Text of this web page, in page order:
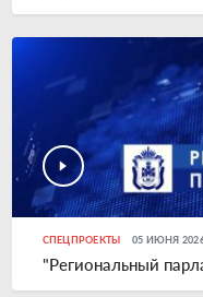
СПЕЦПРОЕКТЫ 05 ИЮНЯ
"Региональный